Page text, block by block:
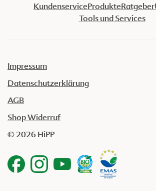
KundenserviceProdukteRatgeber
Tools und Services
Impressum
Datenschutzerklärung
AGB
Shop Widerruf
© 2026 HiPP